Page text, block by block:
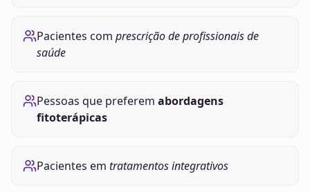
Pacientes com prescrição de profissionais de
saúde
Pessoas que preferem abordagens
fitoterápicas
Pacientes em tratamentos integrativos